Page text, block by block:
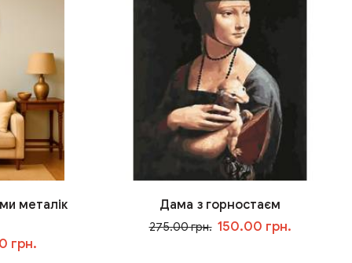
металік
грн.
Дама з горностаєм
275.00 грн. 150.00 грн.